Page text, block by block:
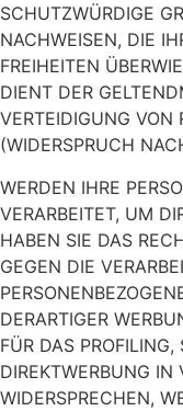
SCHUTZWÜRDIGE
NACHWEISEN, DIE
FREIHEITEN
DIENT DER
VERTEIDIGUNG VON
(WIDERSPRUCH
WERDEN IHRE
VERARBEITET, UM
HABEN SIE DAS
GEGEN DIE
DERARTIGER
FÜR DAS
DIREKTWERBUNG IN
WIDERSPRECHEN,